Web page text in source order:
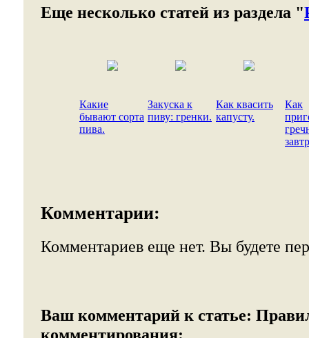
Еще несколько статей из раздела "
Какие
бывают сорта
пива.
Закуска к
пиву: гренки.
Как квасить
капусту.
Как
Комментарии:
Комментариев еще нет. Вы будете
Ваш комментарий к статье:
комментирования: